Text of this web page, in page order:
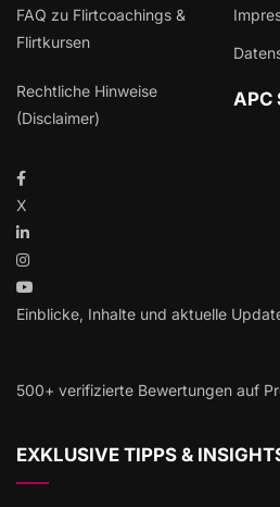
FAQ zu Flirtcoachings &
Flirtkursen
Rechtliche Hinweise
(Disclaimer)
APC
X
Einblicke, Inhalte und aktuelle
500+ verifizierte Bewertungen auf
EXKLUSIVE TIPPS &